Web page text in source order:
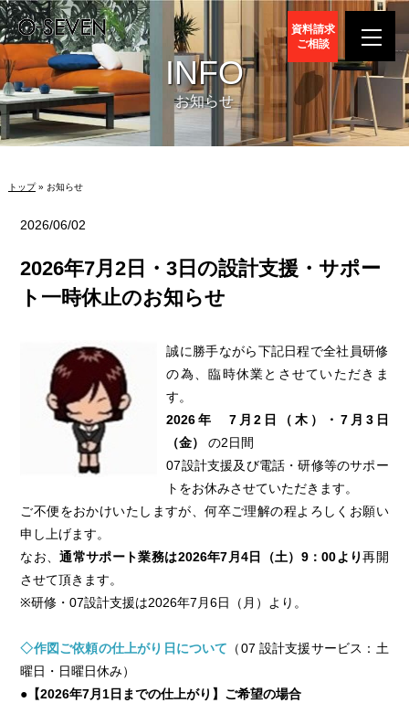
資料請求
ご相談
INFO
お知らせ
トップ» お知らせ
2026/06/02
2026年7月2日・3日の設計支援・サポー
ト一時休止のお知らせ
誠に勝手ながら下記日程で全社員研修
の為、臨時休業とさせていただきま
す。
2026年 7月2日（木）・7月3日
（金）
の2日間
07設計支援及び電話・研修等のサポー
トをお休みさせていただきます。
ご不便をおかけいたしますが、何卒ご理解の程よろしくお願い
申し上げます。
なお、通常サポート業務は2026年7月4日（土）9：00より再開
させて頂きます。
※研修・07設計支援は2026年7月6日（月）より。
◇作図ご依頼の仕上がり日について （07 設計支援サービス：土
曜日・日曜日休み）
●【2026年7月1日までの仕上がり】ご希望の場合